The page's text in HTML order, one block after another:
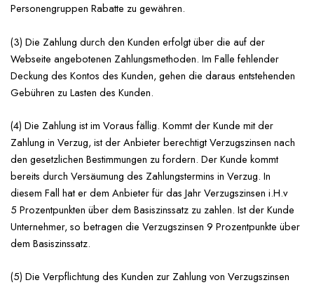
Personengruppen Rabatte zu gewähren.
(3) Die Zahlung durch den Kunden erfolgt über die auf der
Webseite angebotenen Zahlungsmethoden. Im Falle fehlender
Deckung des Kontos des Kunden, gehen die daraus entstehenden
Gebühren zu Lasten des Kunden.
(4) Die Zahlung ist im Voraus fällig. Kommt der Kunde mit der
Zahlung in Verzug, ist der Anbieter berechtigt Verzugszinsen nach
den gesetzlichen Bestimmungen zu fordern. Der Kunde kommt
bereits durch Versäumung des Zahlungstermins in Verzug. In
diesem Fall hat er dem Anbieter für das Jahr Verzugszinsen i.H.v
5 Prozentpunkten über dem Basiszinssatz zu zahlen. Ist der Kunde
Unternehmer, so betragen die Verzugszinsen 9 Prozentpunkte über
dem Basiszinssatz.
(5) Die Verpflichtung des Kunden zur Zahlung von Verzugszinsen